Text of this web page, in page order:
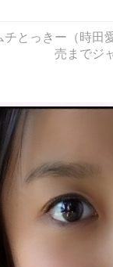
とっきー（時田
売までジ